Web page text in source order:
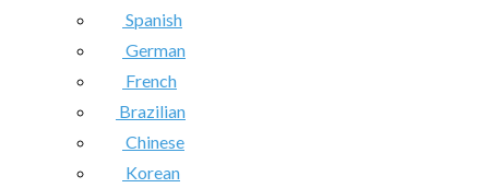
Spanish
German
French
Brazilian
Chinese
Korean